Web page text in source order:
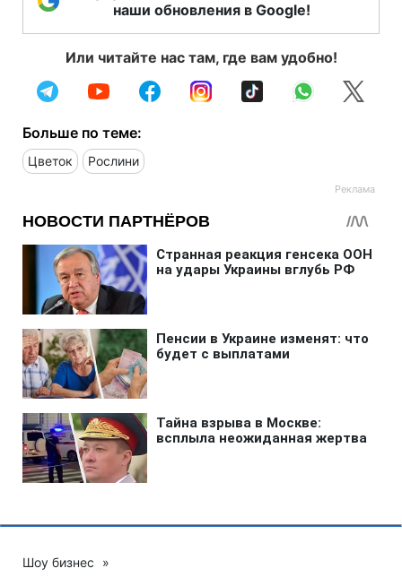
наши обновления в Google!
Или читайте нас там, где вам удобно!
Больше по теме:
Цветок Рослини
Шоу бизнес »